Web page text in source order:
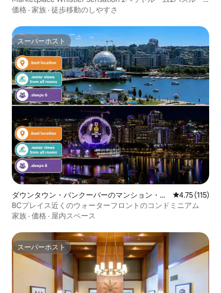
ム
価格 · 家族 · 徒歩移動のしやすさ
スーパーホスト
スーパーホスト
ダウンタウン・バンクーバーのマンション・ア
パート
レビュー115
4.75 (115)
BCプレイス近くのウォーターフロントのコンドミニアム
家族 · 価格 · 屋内スペース
スーパーホスト
スーパーホスト